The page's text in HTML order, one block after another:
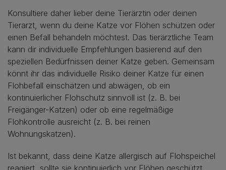
Konsultiere daher lieber deine Tierärztin oder deinen
Tierarzt, wenn du deine Katze vor Flöhen schützen oder
einen Befall behandeln möchtest. Das tierärztliche Team
kann dir individuelle Empfehlungen basierend auf den
speziellen Bedürfnissen deiner Katze geben. Gemeinsam
könnt ihr das individuelle Risiko deiner Katze für einen
Flohbefall einschätzen und abwägen, ob ein
kontinuierlicher Flohschutz sinnvoll ist (z. B. bei
Freigänger-Katzen) oder ob eine regelmäßige
Flohkontrolle ausreicht (z. B. bei reinen
Wohnungskatzen).
Ist bekannt, dass deine Katze allergisch auf Flohspeichel